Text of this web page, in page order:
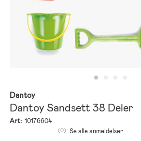
Dantoy
Dantoy Sandsett 38 Deler
Art: 10176604
(0) Se alle anmeldelser